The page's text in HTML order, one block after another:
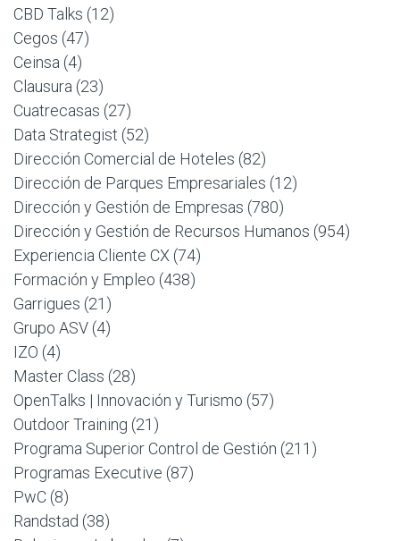
CBD Talks (12)
Cegos (47)
Ceinsa (4)
Clausura (23)
Cuatrecasas (27)
Data Strategist (52)
Dirección Comercial de Hoteles (82)
Dirección de Parques Empresariales (12)
Dirección y Gestión de Empresas (780)
Dirección y Gestión de Recursos Humanos (954)
Experiencia Cliente CX (74)
Formación y Empleo (438)
Garrigues (21)
Grupo ASV (4)
IZO (4)
Master Class (28)
OpenTalks | Innovación y Turismo (57)
Outdoor Training (21)
Programa Superior Control de Gestión (211)
Programas Executive (87)
PwC (8)
Randstad (38)